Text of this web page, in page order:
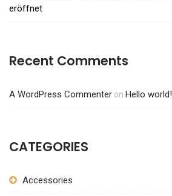
eröffnet
Recent Comments
A WordPress Commenter on Hello world!
CATEGORIES
Accessories